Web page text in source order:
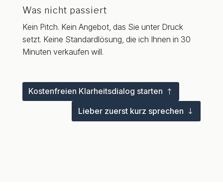
Was nicht passiert
Kein Pitch. Kein Angebot, das Sie unter Druck
setzt. Keine Standardlösung, die ich Ihnen in 30
Minuten verkaufen will.
Kostenfreien Klarheitsdialog starten
Lieber zuerst kurz sprechen